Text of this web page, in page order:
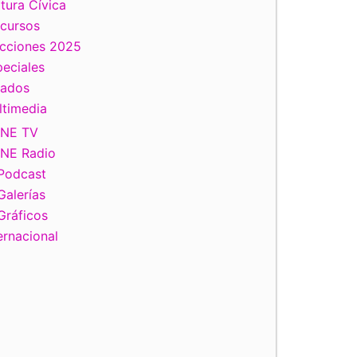
Cívica
2025
TV
Radio